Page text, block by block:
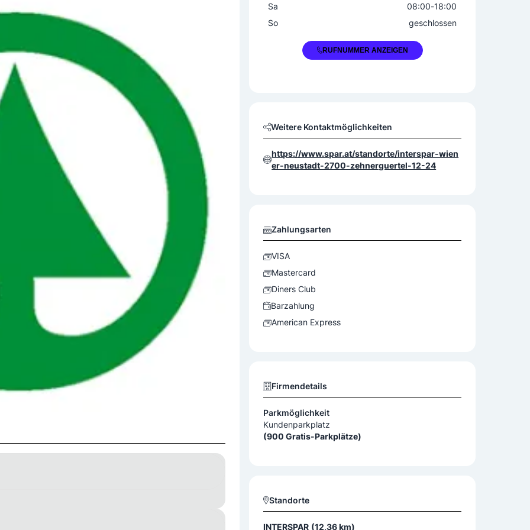
Sa
08:00-18:00
So
geschlossen
+43 2622 27500RUFNUMMER ANZEIGEN
Weitere Kontaktmöglichkeiten
https://www.spar.at/standorte/interspar-wien
er-neustadt-2700-zehnerguertel-12-24
Zahlungsarten
VISA
Mastercard
Diners Club
Barzahlung
American Express
Firmendetails
Parkmöglichkeit
Kundenparkplatz
(900 Gratis-Parkplätze)
Standorte
INTERSPAR (12,36 km)